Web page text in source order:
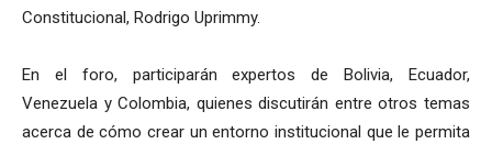
Constitucional, Rodrigo Uprimmy.
En el foro, participarán expertos de Bolivia, Ecuador,
Venezuela y Colombia, quienes discutirán entre otros temas
acerca de cómo crear un entorno institucional que le permita